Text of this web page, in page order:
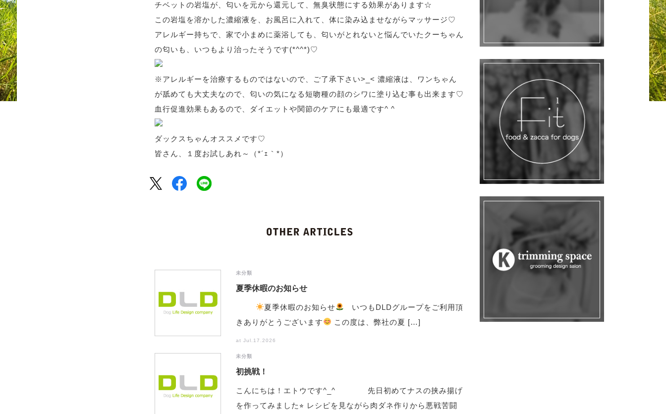
チベットの岩塩が、匂いを元から還元して、無臭状態にする効果があります☆
この岩塩を溶かした濃縮液を、お風呂に入れて、体に染み込ませながらマッサージ♡
アレルギー持ちで、家で小まめに薬浴しても、匂いがとれないと悩んでいたクーちゃん
の匂いも、いつもより治ったそうです(*^^*)♡
※アレルギーを治療するものではないので、ご了承下さい>_< 濃縮液は、ワンちゃん
が舐めても大丈夫なので、匂いの気になる短吻種の顔のシワに塗り込む事も出来ます♡
血行促進効果もあるので、ダイエットや関節のケアにも最適です^ ^
ダックスちゃんオススメです♡
皆さん、１度お試しあれ～（*´ｪ｀*）
未分類
夏季休暇のお知らせ
夏季休暇のお知らせ
いつもDLDグループをご利用頂
きありがとうございます
この度は、弊社の夏 […]
at Jul.17.2026
未分類
初挑戦！
こんにちは！エトウです^_^ 先日初めてナスの挟み揚げ
を作ってみました⭐︎ レシピを見ながら肉ダネ作りから悪戦苦闘